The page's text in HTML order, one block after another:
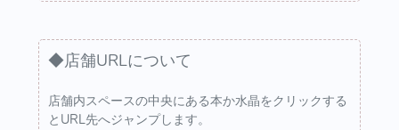
◆店舗URLについて
店舗内スペースの中央にある本か水晶をクリックする
とURL先へジャンプします。